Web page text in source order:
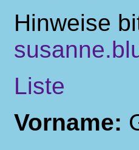
Hinweise
Liste
Vorname: